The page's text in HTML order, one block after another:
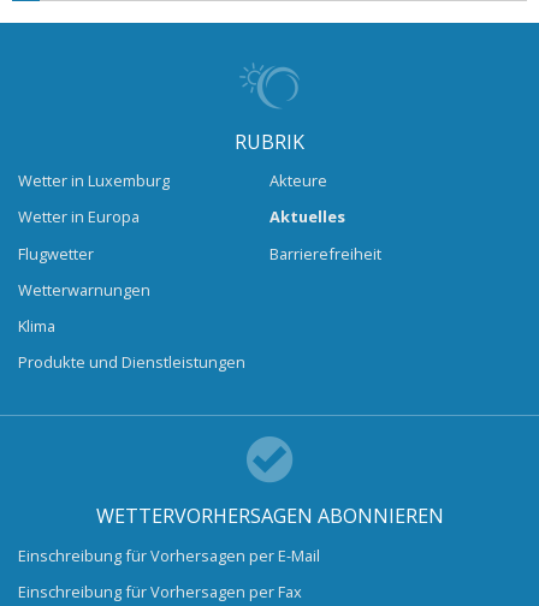
RUBRIK
Wetter in Luxemburg
Wetter in Europa
Flugwetter
Wetterwarnungen
Klima
Produkte und Dienstleistungen
Akteure
Aktuelles
Barrierefreiheit
WETTERVORHERSAGEN ABONNIEREN
Einschreibung für Vorhersagen per E-Mail
Einschreibung für Vorhersagen per Fax